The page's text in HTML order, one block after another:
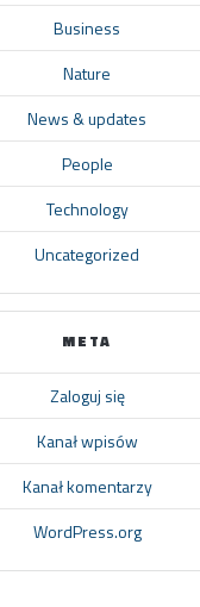
Business
Nature
News & updates
People
Technology
Uncategorized
META
Zaloguj się
Kanał wpisów
Kanał komentarzy
WordPress.org